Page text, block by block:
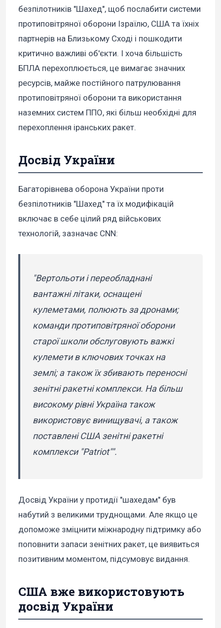
безпілотників "Шахед", щоб послабити системи
протиповітряної оборони Ізраїлю, США та їхніх
партнерів на Близькому Сході і пошкодити
критично важливі об'єкти. І хоча більшість
БПЛА перехоплюється, це вимагає значних
ресурсів, майже постійного патрулювання
протиповітряної оборони та використання
наземних систем ППО, які більш необхідні для
перехоплення іранських ракет.
Досвід України
Багаторівнева оборона України проти
безпілотників "Шахед" та їх модифікацій
включає в себе цілий ряд військових
технологій, зазначає CNN:
"Вертольоти і переобладнані
вантажні літаки, оснащені
кулеметами, полюють за дронами;
команди протиповітряної оборони
старої школи обслуговують важкі
кулемети в ключових точках на
землі; а також їх збивають переносні
зенітні ракетні комплекси. На більш
високому рівні Україна також
використовує винищувачі, а також
поставлені США зенітні ракетні
комплекси "Patriot"".
Досвід України у протидії "шахедам" був
набутий з великими труднощами. Але якщо це
допоможе зміцнити міжнародну підтримку або
поповнити запаси зенітних ракет, це виявиться
позитивним моментом, підсумовує видання.
США вже використовують
досвід України